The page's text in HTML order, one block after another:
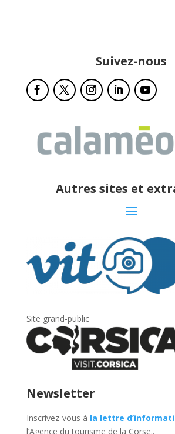
Suivez-nous
Autres sites et
Site grand-public
Newsletter
Inscrivez-vous à la lettre
l’Agence du tourisme de la Corse..